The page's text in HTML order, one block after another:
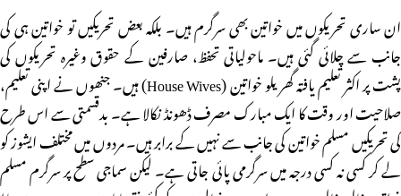
ان ساری تحریکوں میں خواتین بھی سرگرم ہیں۔ بلکہ بعض تحریکیں تو خواتین ہی کی
جانب سے چلائی گئی ہیں۔ ماحولیاتی تحفظ، صارفین کے حقوق وغیرہ تحریکوں کی
پشت پر اکثر تعلیم یافتہ گھریلو خواتین (House Wives) ہیں۔ جنھوں نے اپنی تعلیم،
صلاحیت اور وقت کا ایک مبارک مصرف ڈھونڈ نکالا ہے۔ بدقسمتی سے اس طرح
کی تحریکیں مسلم خواتین کی جانب سے نہیں کے برابر ہیں۔ مردوں میں مختلف ایشوز کو
لے کر کسی نہ کسی درجہ میں سرگرمی پائی جاتی ہے۔ لیکن سماجی سطح پر سرگرم مسلم